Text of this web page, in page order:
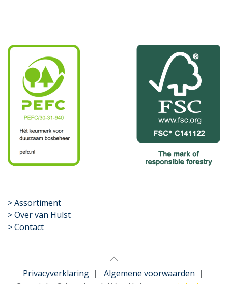
​>Assortiment
> Over van Hulst
> Contact
Privacyverklaring| Algemene voorwaarden |